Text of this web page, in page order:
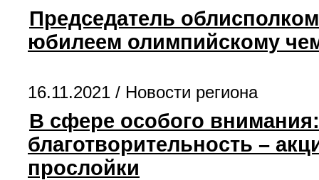
Председатель
юбилеем олимпийскому
16.11.2021 / Новости региона
В сфере особого
благотворительность –
прослойки